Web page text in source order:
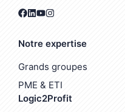
Notre expertise
Grands groupes
PME & ETI
Logic2Profit